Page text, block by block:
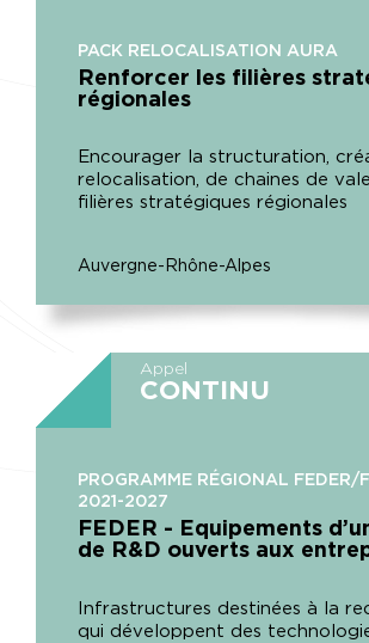
PACK RELOCALISATION AURA
Renforcer les filières
régionales
Encourager la structuration,
relocalisation, de chaines de
filières stratégiques régionales
Auvergne-Rhône-Alpes
Appel
CONTINU
PROGRAMME RÉGIONAL FEDER/
2021-2027
FEDER - Equipements
de R&D ouverts aux
Infrastructures destinées à la
qui développent des